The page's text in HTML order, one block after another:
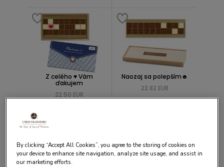
Z celého ♥ Vám
ďakujem
22.50 EUR
Naozaj sa polepším☻
22.82 EUR
By clicking “Accept All Cookies”, you agree to the storing of cookies on
your device to enhance site navigation, analyze site usage, and assist in
our marketing efforts.